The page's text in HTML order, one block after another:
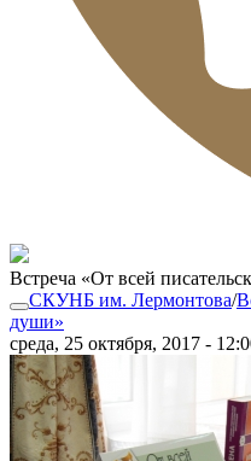
Встреча «От всей
СКУНБ им. Лермонтова/
души»
среда, 25 октября, 2017 -